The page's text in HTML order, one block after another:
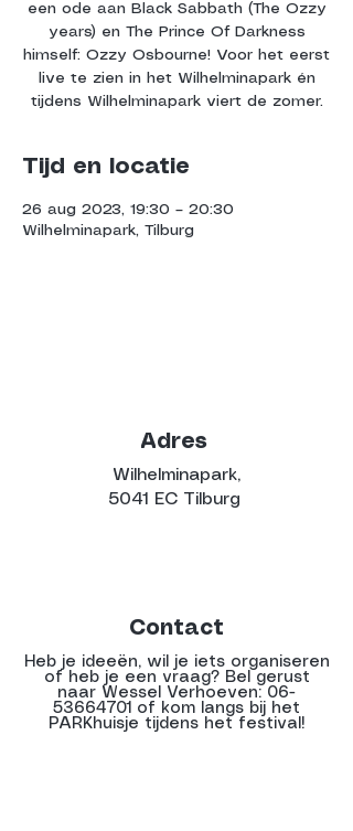
een ode aan Black Sabbath (The Ozzy
years) en The Prince Of Darkness
himself: Ozzy Osbourne! Voor het eerst
live te zien in het Wilhelminapark én
tijdens Wilhelminapark viert de zomer.
Tijd en locatie
26 aug 2023, 19:30 – 20:30
Wilhelminapark, Tilburg
Adres
Wilhelminapark,
5041 EC Tilburg
Contact
Heb je ideeën, wil je iets organiseren
of heb je een vraag? Bel gerust
naar Wessel Verhoeven: 06-
53664701 of kom langs bij het
PARKhuisje tijdens het festival!